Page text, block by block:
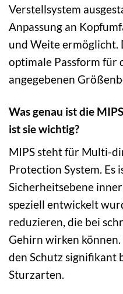
Verstellsystem
Anpassung an
und Weite ermöglicht.
optimale Passform für
angegebenen
Was genau ist die
ist sie wichtig?
MIPS steht für Multi-
Protection System. Es
Sicherheitsebene
speziell entwickelt
reduzieren, die bei
Gehirn wirken
den Schutz signifikant
Sturzarten.